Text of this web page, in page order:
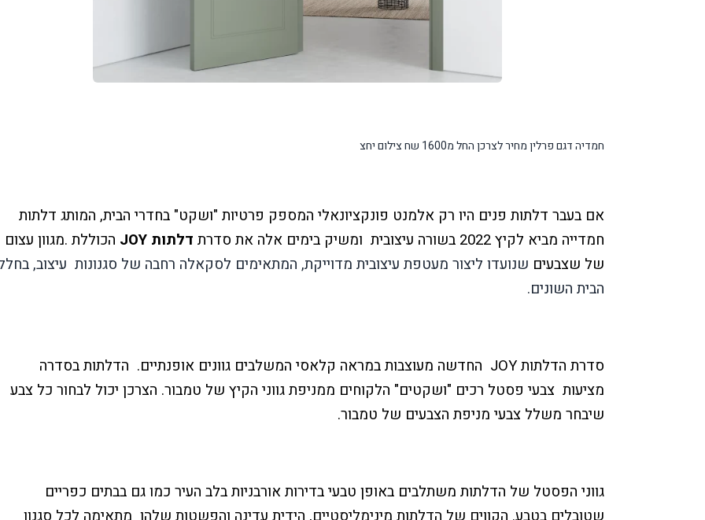
חמדיה דגם פרלין מחיר לצרכן החל מ1600 שח צילום יחצ
אם בעבר דלתות פנים היו רק אלמנט פונקציונאלי המספק פרטיות "ושקט" בחדרי הבית, המותג דלתות
חמדייה מביא לקיץ 2022 בשורה עיצובית
ומשיק בימים אלה את סדרת דלתות JOY הכוללת .מגוון עצום
של שצבעים שנועדו ליצור מעטפת עיצובית מדוייקת, המתאימים לסקאלה רחבה של סגנונות עיצוב,
הבית השונים.
סדרת הדלתותJOY החדשה מעוצבות במראה קלאסי המשלבים גוונים אופנתיים. הדלתות בסדרה
מציעות צבעי פסטל רכים "ושקטים" הלקוחים ממניפת גווני הקיץ של טמבור. הצרכן יכול לבחור כל צבע
שיבחר משלל צבעי מניפת הצבעים של טמבור.
גווני הפסטל של הדלתות משתלבים באופן טבעי בדירות אורבניות בלב העיר כמו גם בבתים כפריים